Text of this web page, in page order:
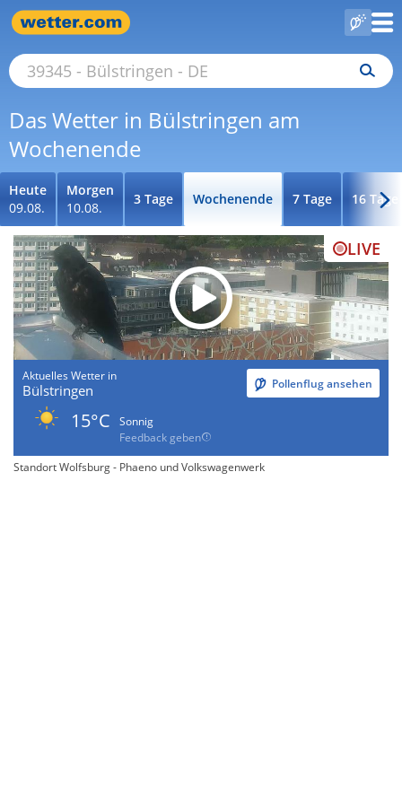
Das Wetter in Bülstringen am
Wochenende
Heute
09.08.
Morgen
10.08.
3 Tage Wochenende 7 Tage 16 Tage
LIVE
Aktuelles Wetter in
Bülstringen Pollenflug ansehen
15°C
Sonnig
Feedback geben
Standort Wolfsburg - Phaeno und Volkswagenwerk